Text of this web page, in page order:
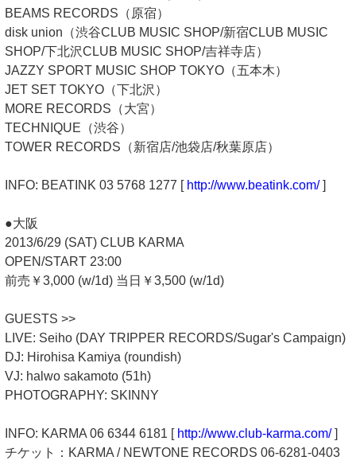
BEAMS RECORDS（原宿）
disk union（渋谷CLUB MUSIC SHOP/新宿CLUB MUSIC
SHOP/下北沢CLUB MUSIC SHOP/吉祥寺店）
JAZZY SPORT MUSIC SHOP TOKYO（五本木）
JET SET TOKYO（下北沢）
MORE RECORDS（大宮）
TECHNIQUE（渋谷）
TOWER RECORDS（新宿店/池袋店/秋葉原店）
INFO: BEATINK 03 5768 1277 [ http://www.beatink.com/]
●大阪
2013/6/29 (SAT) CLUB KARMA
OPEN/START 23:00
前売￥3,000 (w/1d) 当日￥3,500 (w/1d)
GUESTS >>
LIVE: Seiho (DAY TRIPPER RECORDS/Sugar's Campaign)
DJ: Hirohisa Kamiya (roundish)
VJ: halwo sakamoto (51h)
PHOTOGRAPHY: SKINNY
INFO: KARMA 06 6344 6181 [ http://www.club-karma.com/]
チケット：KARMA / NEWTONE RECORDS 06-6281-0403